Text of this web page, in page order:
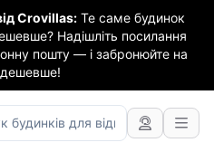
Crovillas: Те саме будинок
Надішліть посилання
пошту — і забронюйте на